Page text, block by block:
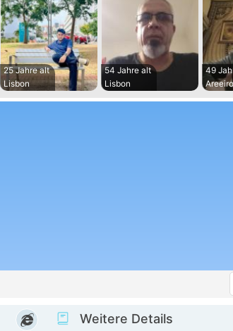
25 Jahre alt
Lisbon
54 Jahre alt
Lisbon
49
Areeiro
Weitere Details